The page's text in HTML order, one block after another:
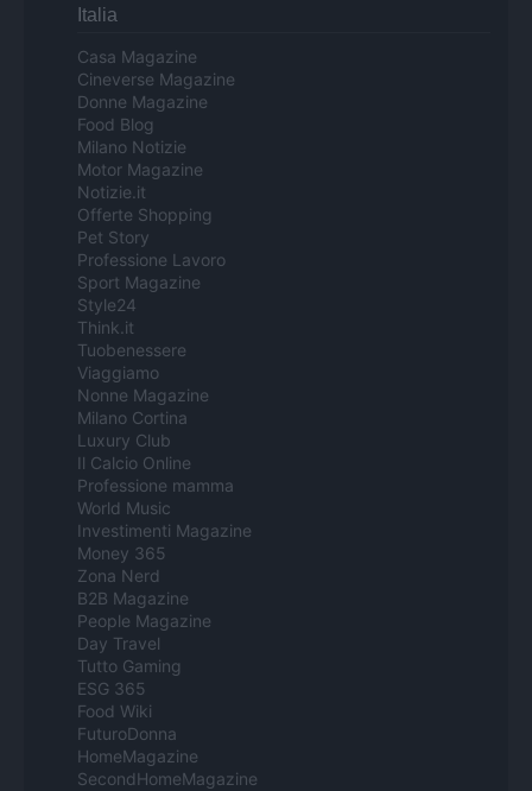
Italia
Casa Magazine
Cineverse Magazine
Donne Magazine
Food Blog
Milano Notizie
Motor Magazine
Notizie.it
Offerte Shopping
Pet Story
Professione Lavoro
Sport Magazine
Style24
Think.it
Tuobenessere
Viaggiamo
Nonne Magazine
Milano Cortina
Luxury Club
Il Calcio Online
Professione mamma
World Music
Investimenti Magazine
Money 365
Zona Nerd
B2B Magazine
People Magazine
Day Travel
Tutto Gaming
ESG 365
Food Wiki
FuturoDonna
HomeMagazine
SecondHomeMagazine